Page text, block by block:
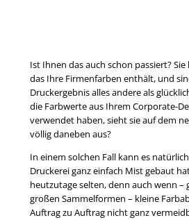
Ist Ihnen das auch schon passiert?
das Ihre Firmenfarben enthält, und
Druckergebnis alles andere als
die Farbwerte aus Ihrem Corporate-
verwendet haben, sieht sie auf dem
völlig daneben aus?
In einem solchen Fall kann es
Druckerei ganz einfach Mist gebaut
heutzutage selten, denn auch wenn –
großen Sammelformen – kleine
Auftrag zu Auftrag nicht ganz